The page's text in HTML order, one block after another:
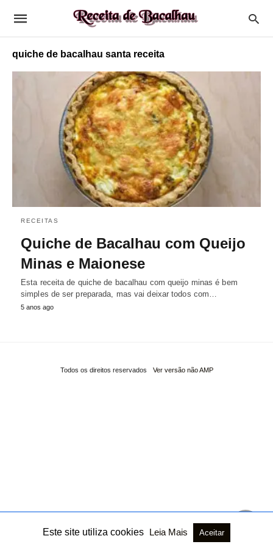
quiche de bacalhau santa receita
RECEITAS
Quiche de Bacalhau com Queijo
Minas e Maionese
Esta receita de quiche de bacalhau com queijo minas é bem
simples de ser preparada, mas vai deixar todos com…
5 anos ago
Todos os direitos reservados Ver versão não AMP
Este site utiliza cookies Leia Mais Aceitar